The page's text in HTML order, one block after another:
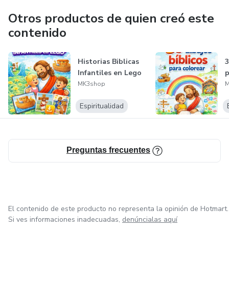
Quienes desean un negocio simple y práctico
Amantes de lo artesanal y creativo
💰 Resultado
Con el Método Artesana Próspera, tendrás todo lo
necesario para empezar hoy mismo, crear tus primeras
ingresos.
Otros productos de quien creó este
contenido
Historias Biblicas
Infantiles en Lego
MK3shop
Espiritualidad
Preguntas frecuentes
El contenido de este producto no representa la opinión de Hotmart.
Si ves informaciones inadecuadas, denúncialas aquí